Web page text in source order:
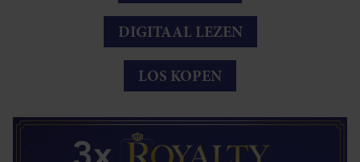
DIGITAAL LEZEN
LOS KOPEN